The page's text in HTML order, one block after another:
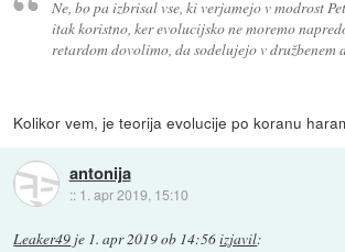
Ne, bo pa izbrisal vse, ki verjamejo v modrost
itak koristno, ker evolucijsko ne moremo
retardom dovolimo, da sodelujejo v družbenem
Kolikor vem, je teorija evolucije po koranu
antonija
:: 1. apr 2019, 15:10
Leaker49 je 1. apr 2019 ob 14:56izjavil: